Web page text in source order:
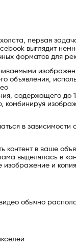
первая
выглядит
форматов для
объявления,
содержащего до
в
контент в ваше
выделялась в
и
обычно